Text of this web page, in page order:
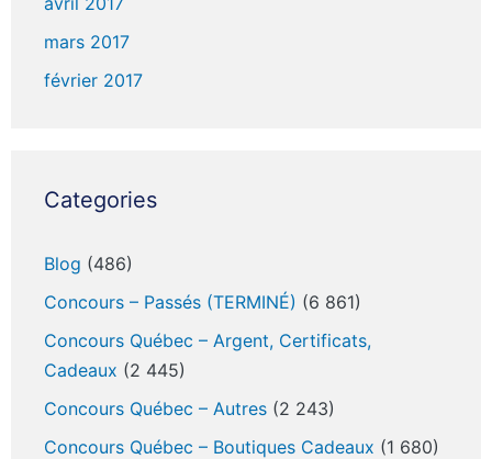
mars 2017
février 2017
Categories
Blog (486)
Concours – Passés (TERMINÉ) (6 861)
Concours Québec – Argent, Certificats,
Cadeaux (2 445)
Concours Québec – Autres (2 243)
Concours Québec – Boutiques Cadeaux (1 680)